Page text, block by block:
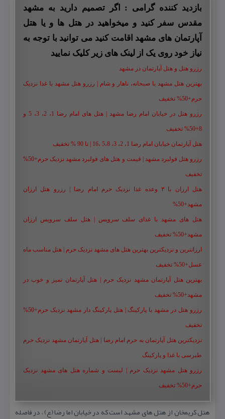
بازدید کننده گرامی : اگر تصمیم دارید به مشهد
مقدس سفر کنید و میخواهید در هتل ها و یا هتل
آپارتمان های مشهد اقامت کنید می توانید با توجه به
نیاز خود روی یک از لینک های زیر کلیک نمایید
رزرو هتل و هتل آپارتمان در مشهد
بهترین هتل مشهد با صبحانه، ناهار و شام | رزرو هتل مشهد با غذا نزدیک
حرم+50% تخفیف
رزرو هتل در خیابان امام رضا مشهد | هتل‌ های امام رضا 1، 2، 3، 5 و
8+50% تخفیف
هتل آپارتمان خیابان امام رضا 1، 2، 3، 5،8 ،16 | تا 90 % تخفیف
رزرو هتل فولبرد مشهد | قیمت و هتل های فولبرد مشهد نزدیک حرم+50%
تخفیف
هتل ارزان با ۳ وعده غذا نزدیک حرم امام رضا | رزرو هتل ارزان
مشهد+50%
هتل های مشهد با غذای سلف سرویس | هتل سلف سرویس ارزان
مشهد+50% تخفیف
ارزانترین و نزدیکترین بهترین هتل های مشهد نزدیک حرم | هتل مناسب ماه
عسل+50% تخفیف
بهترین هتل آپارتمان مشهد نزدیک حرم | هتل آپارتمان تمیز و خوب در
مشهد+50% تخفیف
رزرو هتل در مشهد با پارکینگ | هتل پارکینگ دار مشهد نزدیک حرم+50%
تخفیف
نزدیکترین هتل آپارتمان به حرم امام رضا | هتل آپارتمان مشهد نزدیک حرم
طبرسی با غذا و پارکینگ
رزرو هتل مشهد نزدیک حرم | لیست و شماره هتل های مشهد نزدیک
حرم+50% تخفیف
هتل كریمخان از هتل های مشهد است كه در خیابان اما رضا (ع) ، در فاصله